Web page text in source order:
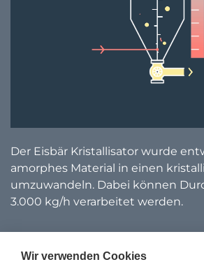
Der Eisbär Kristallisator wurde
amorphes Material in einen
umzuwandeln. Dabei können
3.000 kg/h verarbeitet werden.
Wir verwenden Cookies